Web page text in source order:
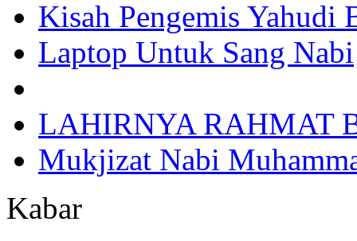
Kisah Pengemis Yahudi
Laptop Untuk Sang Nabi
LAHIRNYA RAHMAT
Mukjizat Nabi
Kabar